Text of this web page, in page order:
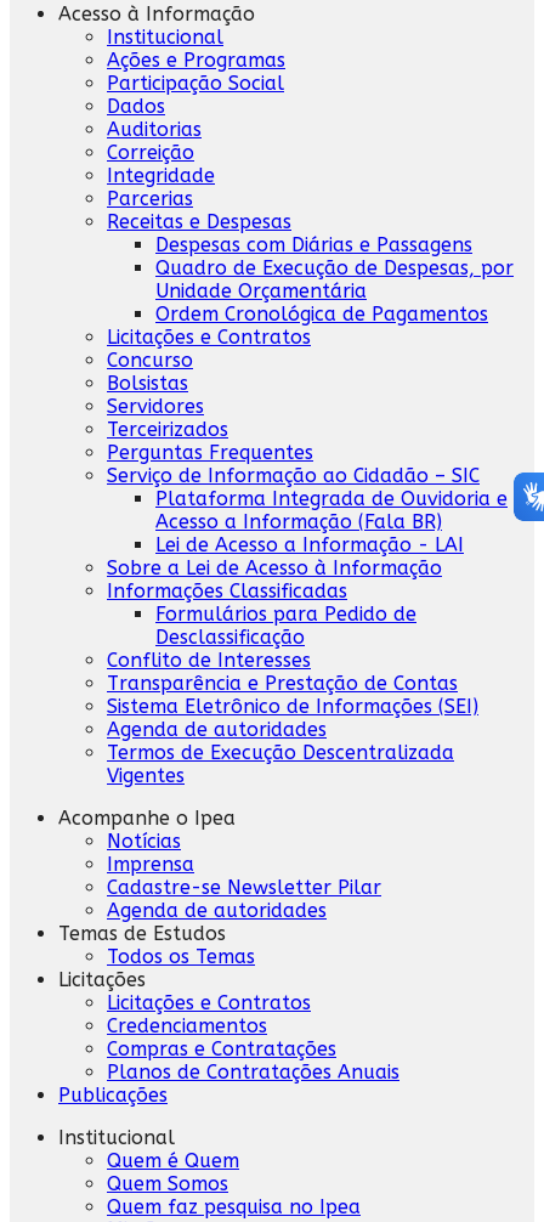
Acesso à Informação
Institucional
Ações e Programas
Participação Social
Dados
Auditorias
Correição
Integridade
Parcerias
Receitas e Despesas
Despesas com Diárias e Passagens
Quadro de Execução de Despesas, por
Unidade Orçamentária
Ordem Cronológica de Pagamentos
Licitações e Contratos
Concurso
Bolsistas
Servidores
Terceirizados
Perguntas Frequentes
Serviço de Informação ao Cidadão – SIC
Plataforma Integrada de Ouvidoria e
Acesso a Informação (Fala BR)
Lei de Acesso a Informação - LAI
Sobre a Lei de Acesso à Informação
Informações Classificadas
Formulários para Pedido de
Desclassificação
Conflito de Interesses
Transparência e Prestação de Contas
Sistema Eletrônico de Informações (SEI)
Agenda de autoridades
Termos de Execução Descentralizada
Vigentes
Acompanhe o Ipea
Notícias
Imprensa
Cadastre-se Newsletter Pilar
Agenda de autoridades
Temas de Estudos
Todos os Temas
Licitações
Licitações e Contratos
Credenciamentos
Compras e Contratações
Planos de Contratações Anuais
Publicações
Institucional
Quem é Quem
Quem Somos
Quem faz pesquisa no Ipea